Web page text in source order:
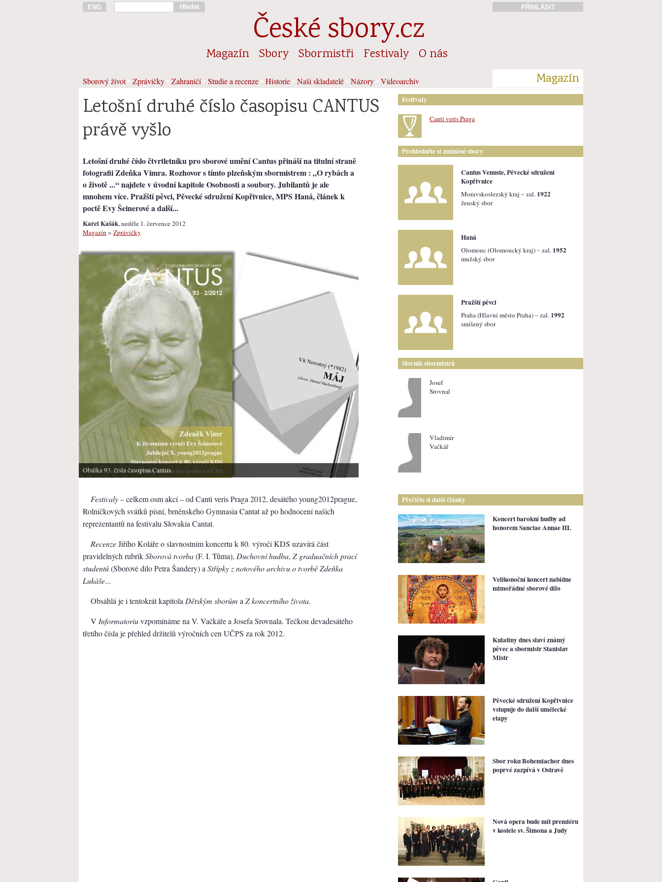
ENG Hledat PŘIHLÁSIT
České sbory.cz
Magazín Sbory Sbormistři Festivaly O nás
Sborový život• Zprávičky Zahraničí• Studie a recenze Historie Naši skladatelé Názory Videoarchiv Magazín
Letošní druhé číslo časopisu CANTUS
právě vyšlo
Letošní druhé číslo čtvrtletníku pro sborové umění Cantus přináší na titulní straně
fotografii Zdeňka Vimra. Rozhovor s tímto plzeňským sbormistrem : „O rybách a
o životě ...“ najdete v úvodní kapitole Osobnosti a soubory. Jubilantů je ale
mnohem více. Pražští pěvci, Pěvecké sdružení Kopřivnice, MPS Haná, článek k
poctě Evy Šeinerové a další...
Karel Kašák, neděle 1. července 2012
Magazín > Zprávičky
Obálka 93. čísla časopisu Cantus
Festivaly– celkem osm akcí – od Canti veris Praga 2012, desátého young2012prague,
Rolničkových svátků písní, brněnského Gymnasia Cantat až po hodnocení našich
reprezentantů na festivalu Slovakia Cantat.
RecenzeJiřího Koláře o slavnostním koncertu k 80. výročí KDS uzavírá část
pravidelných rubrikSborová tvorba(F. I. Tůma), Duchovní hudba, Z graduačních prací
studentů(Sborové dílo Petra Šandery) a Střípky z notového archivu o tvorbě Zdeňka
Lukáše...
Obsáhlá je i tentokrát kapitola Dětským sborům a Z koncertního života.
V Informatoriuvzpomínáme na V. Vačkáře a Josefa Srovnala. Tečkou devadesátého
třetího čísla je přehled držitelů výročních cen UČPS za rok 2012.
Festivaly
Canti veris Praga
Prohlédněte si zmíněné sbory
Cantus Venuste, Pěvecké sdružení
Kopřivnice
Moravskoslezský kraj – zal. 1922
ženský sbor
Haná
Olomouc (Olomoucký kraj) – zal. 1952
mužský sbor
Pražští pěvci
Praha (Hlavní město Praha) – zal. 1992
smíšený sbor
Slovník sbormistrů
Josef
Srovnal
Vladimír
Vačkář
Přečtěte si další články
Koncert barokní hudby ad
honorem Sanctae Annae III.
Velikonoční koncert nabídne
mimořádné sborové dílo
Kulatiny dnes slaví známý
pěvec a sbormistr Stanislav
Mistr
Pěvecké sdružení Kopřivnice
vstupuje do další umělecké
etapy
Sbor roku Bohemiachor dnes
poprvé zazpívá v Ostravě
Nová opera bude mít premiéru
v kostele sv. Šimona a Judy